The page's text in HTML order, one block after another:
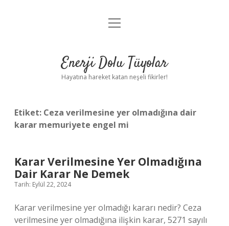
Anasayfa
Yasal Uyarı
menüyü
Enerji Dolu Tüyolar
Hayatına hareket katan neşeli fikirler!
Etiket: Ceza verilmesine yer olmadığına dair
karar memuriyete engel mi
Karar Verilmesine Yer Olmadığına
Dair Karar Ne Demek
Tarih: Eylül 22, 2024
Karar verilmesine yer olmadığı kararı nedir? Ceza
verilmesine yer olmadığına ilişkin karar, 5271 sayılı